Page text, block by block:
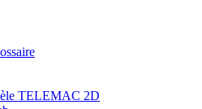
TELEMAC 2D